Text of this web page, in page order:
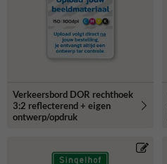
Verkeersbord DOR rechthoek
3:2 reflecterend + eigen
ontwerp/opdruk